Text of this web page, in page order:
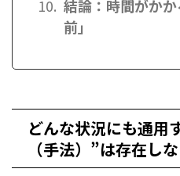
結論：時間がか
前」
どんな状況にも通用
（手法）”は存在し